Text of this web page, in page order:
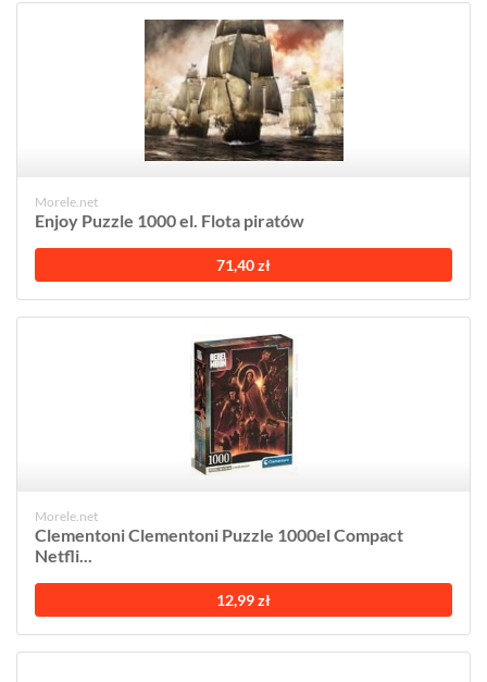
Morele.net
Enjoy Puzzle 1000 el. Flota piratów
71,40 zł
Morele.net
Clementoni Clementoni Puzzle 1000el Compact
Netfli...
12,99 zł